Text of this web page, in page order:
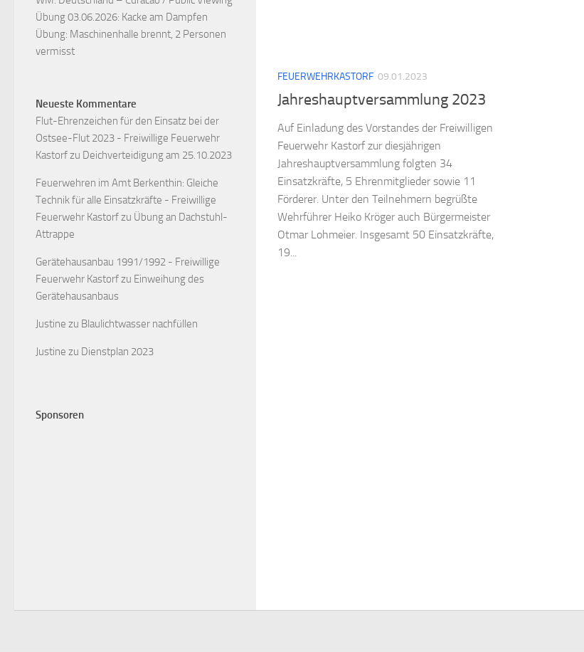
FEUERWEHRKASTORF 09.01.2023
Jahreshauptversammlung 2023
Auf Einladung des Vorstandes der Freiwilligen
Feuerwehr Kastorf zur diesjährigen
Jahreshauptversammlung folgten 34
Einsatzkräfte, 5 Ehrenmitglieder sowie 11
Förderer. Unter den Teilnehmern begrüßte
Wehrführer Heiko Kröger auch Bürgermeister
Otmar Lohmeier. Insgesamt 50 Einsatzkräfte,
19...
Übung 03.06.2026: Kacke am Dampfen
Übung: Maschinenhalle brennt, 2 Personen
vermisst
Neueste Kommentare
Flut-Ehrenzeichen für den Einsatz bei der
Ostsee-Flut 2023 - Freiwillige Feuerwehr
Kastorfzu Deichverteidigung am 25.10.2023
Feuerwehren im Amt Berkenthin: Gleiche
Technik für alle Einsatzkräfte - Freiwillige
Feuerwehr Kastorfzu Übung an Dachstuhl-
Attrappe
Gerätehausanbau 1991/1992 - Freiwillige
Feuerwehr Kastorfzu Einweihung des
Gerätehausanbaus
Justine zu Blaulichtwasser nachfüllen
Justine zu Dienstplan 2023
Sponsoren